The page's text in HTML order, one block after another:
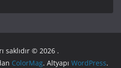
saklıdır © 2026 .
ColorMag. Altyapı WordPress.